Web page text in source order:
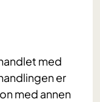
med
er
med annen